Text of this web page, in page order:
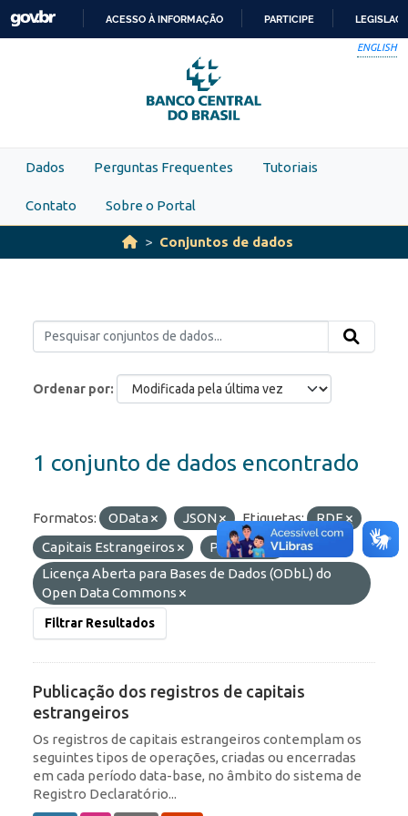
Skip to main content
PARA
O
CONTEÚDO
ACESSO À INFORMAÇÃO PARTICIPE
ENGLISH
Dados Perguntas Frequentes Tutoriais
Contato Sobre o Portal
Conjuntos de dados
Ordenar por
1 conjunto de dados encontrado
Formatos: OData JSON Etiquetas:
RDE
Capitais Estrangeiros
Portfólio
Licenças:
Licença Aberta para Bases de Dados (ODbL) do
Open Data Commons
Filtrar Resultados
Publicação dos registros de capitais
estrangeiros
Os registros de capitais estrangeiros contemplam os
seguintes tipos de operações, criadas ou encerradas
em cada período data-base, no âmbito do sistema de
Registro Declaratório...